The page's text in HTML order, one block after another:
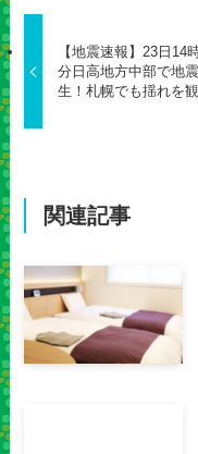
【地震速報】23日14
分日高地方中部で地
生！札幌でも揺れを
関連記事